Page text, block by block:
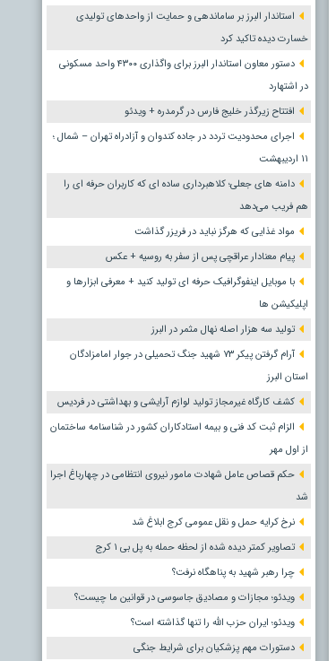
استاندار البرز بر ساماندهی و حمایت از واحدهای تولیدی
خسارت دیده تاکید کرد
دستور معاون استاندار البرز برای واگذاری ۴۳۰۰ واحد مسکونی
در اشتهارد
افتتاح زیرگذر خلیج فارس در گرمدره + ویدئو
اجرای محدودیت تردد در جاده کندوان و آزادراه تهران – شمال ؛
١١ اردیبهشت
دامنه های جعلی؛ کلاهبرداری ساده ای که کاربران حرفه ای را
هم فریب می‌دهد
مواد غذایی که هرگز نباید در فریزر گذاشت
پیام معنادار عراقچی پس از سفر به روسیه + عکس
با موبایل اینفوگرافیک حرفه ای تولید کنید + معرفی ابزارها و
اپلیکیشن ها
تولید سه هزار اصله نهال مثمر در البرز
آرام گرفتن پیکر ۷۳ شهید جنگ تحمیلی در جوار امامزادگان
استان البرز
کشف کارگاه غیرمجاز تولید لوازم آرایشی و بهداشتی در فردیس
الزام ثبت کد فنی و بیمه استادکاران کشور در شناسنامه ساختمان
از اول مهر
حکم قصاص عامل شهادت مامور نیروی انتظامی در چهارباغ اجرا
شد
نرخ کرایه حمل و نقل عمومی کرج ابلاغ شد
تصاویر کمتر دیده شده از لحظه حمله به پل بی ۱ کرج
چرا رهبر شهید به پناهگاه نرفت؟
ویدئو؛ مجازات و مصادیق جاسوسی در قوانین ما چیست؟
ویدئو؛ ایران حزب الله را تنها گذاشته است؟
دستورات مهم پزشکیان برای شرایط جنگی